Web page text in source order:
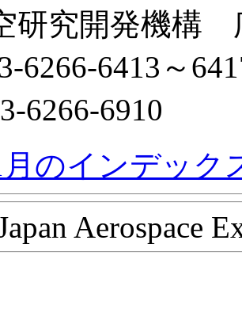
研究開発機構
6266-6413～
6266-6910
月のインデック
Aerospace